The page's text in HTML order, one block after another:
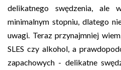
delikatnego swędzenia,
minimalnym stopniu, dlatego
uwagi. Teraz przynajmniej
SLES czy alkohol, a
zapachowych - delikatne